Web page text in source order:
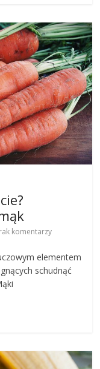
komentarzy
elementem
schudnąć